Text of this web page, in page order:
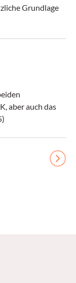
Grundlage
aber auch das
Next